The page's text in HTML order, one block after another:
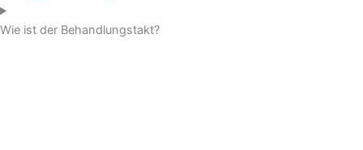
Wie ist der Behandlungstakt?